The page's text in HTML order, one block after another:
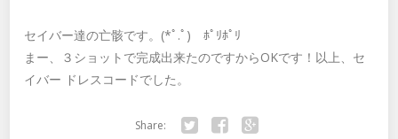
セイバー達の亡骸です。(*ﾟ.ﾟ)ゞﾎﾟﾘﾎﾟﾘ
まー、３ショットで完成出来たのですからOKです！以上、セ
イバー ドレスコードでした。
Share: